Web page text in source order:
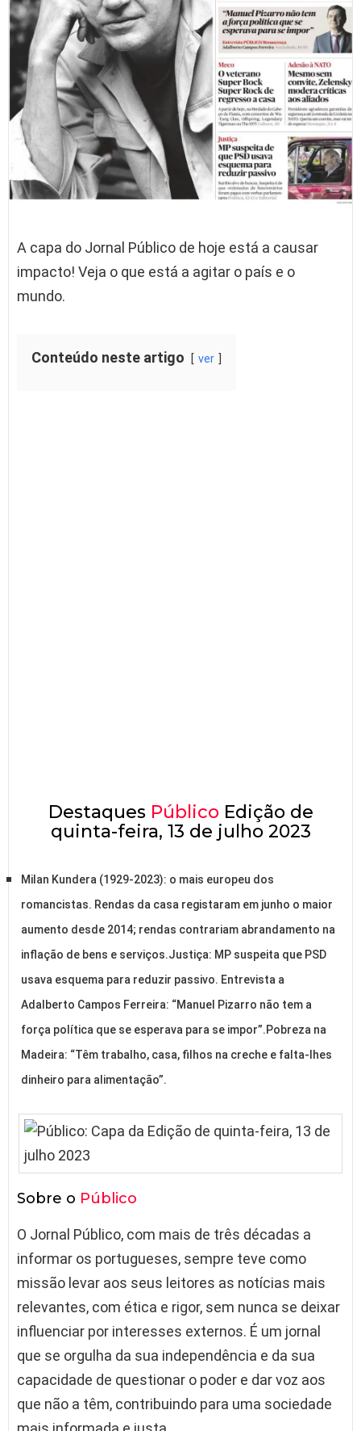
A capa do Jornal Público de hoje está a causar
impacto! Veja o que está a agitar o país e o
mundo.
Conteúdo neste artigo ver
Destaques Público Edição de
quinta-feira, 13 de julho 2023
Milan Kundera (1929-2023): o mais europeu dos
romancistas. Rendas da casa registaram em junho o maior
aumento desde 2014; rendas contrariam abrandamento na
inflação de bens e serviços.Justiça: MP suspeita que PSD
usava esquema para reduzir passivo. Entrevista a
Adalberto Campos Ferreira: “Manuel Pizarro não tem a
força política que se esperava para se impor”.Pobreza na
Madeira: “Têm trabalho, casa, filhos na creche e falta-lhes
dinheiro para alimentação”.
Sobre o Público
O Jornal Público, com mais de três décadas a
informar os portugueses, sempre teve como
missão levar aos seus leitores as notícias mais
relevantes, com ética e rigor, sem nunca se deixar
influenciar por interesses externos. É um jornal
que se orgulha da sua independência e da sua
capacidade de questionar o poder e dar voz aos
que não a têm, contribuindo para uma sociedade